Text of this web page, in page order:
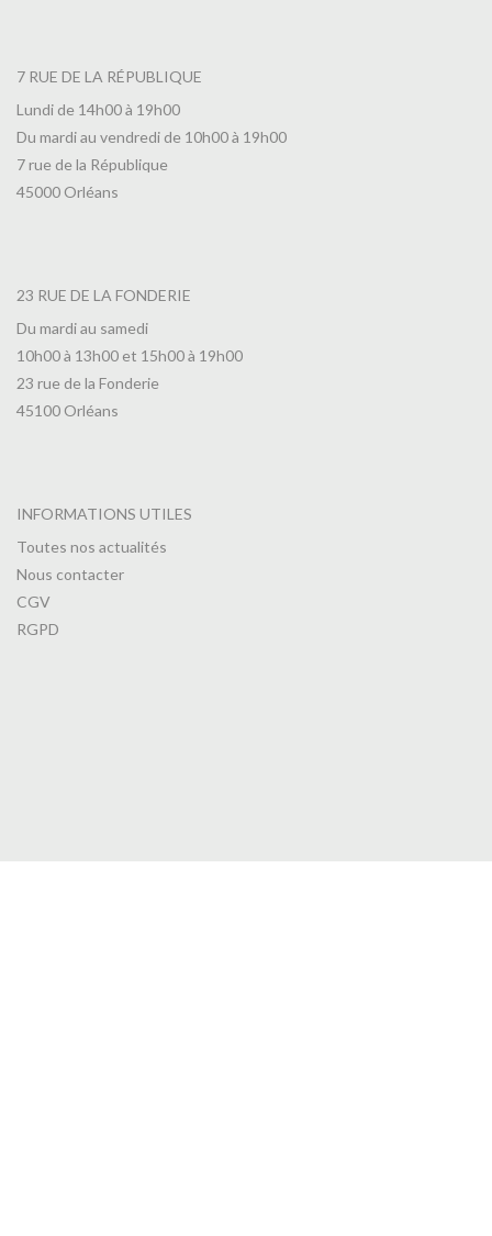
7 RUE DE LA RÉPUBLIQUE
Lundi de 14h00 à 19h00
Du mardi au vendredi de 10h00 à 19h00
7 rue de la République
45000 Orléans
23 RUE DE LA FONDERIE
Du mardi au samedi
10h00 à 13h00 et 15h00 à 19h00
23 rue de la Fonderie
45100 Orléans
INFORMATIONS UTILES
Toutes nos actualités
Nous contacter
CGV
RGPD